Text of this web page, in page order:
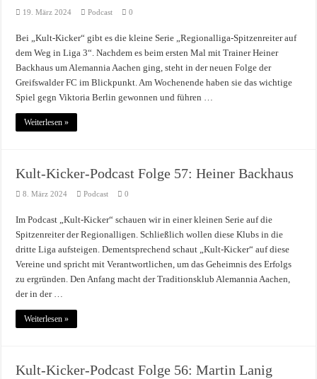
19. März 2024 Podcast 0
Bei „Kult-Kicker“ gibt es die kleine Serie „Regionalliga-Spitzenreiter auf
dem Weg in Liga 3“. Nachdem es beim ersten Mal mit Trainer Heiner
Backhaus um Alemannia Aachen ging, steht in der neuen Folge der
Greifswalder FC im Blickpunkt. Am Wochenende haben sie das wichtige
Spiel gegn Viktoria Berlin gewonnen und führen …
Weiterlesen »
Kult-Kicker-Podcast Folge 57: Heiner Backhaus
8. März 2024 Podcast 0
Im Podcast „Kult-Kicker“ schauen wir in einer kleinen Serie auf die
Spitzenreiter der Regionalligen. Schließlich wollen diese Klubs in die
dritte Liga aufsteigen. Dementsprechend schaut „Kult-Kicker“ auf diese
Vereine und spricht mit Verantwortlichen, um das Geheimnis des Erfolgs
zu ergründen. Den Anfang macht der Traditionsklub Alemannia Aachen,
der in der …
Weiterlesen »
Kult-Kicker-Podcast Folge 56: Martin Lanig